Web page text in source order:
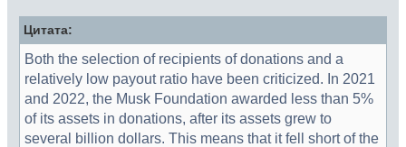
Цитата:
Both the selection of recipients of donations and a
relatively low payout ratio have been criticized. In 2021
and 2022, the Musk Foundation awarded less than 5%
of its assets in donations, after its assets grew to
several billion dollars. This means that it fell short of the